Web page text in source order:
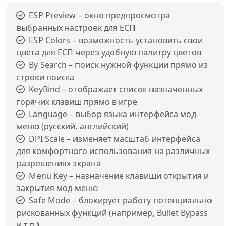
ESP Preview – окно предпросмотра
выбранных настроек для ЕСП
ESP Colors – возможность установить свои
цвета для ЕСП через удобную палитру цветов
By Search – поиск нужной функции прямо из
строки поиска
KeyBind – отображает список назначенных
горячих клавиш прямо в игре
Language – выбор языка интерфейса мод-
меню (русский, английский)
DPI Scale – изменяет масштаб интерфейса
для комфортного использования на различных
разрешениях экрана
Menu Key – назначение клавиши открытия и
закрытия мод-меню
Safe Mode – блокирует работу потенциально
рискованных функций (например, Bullet Bypass